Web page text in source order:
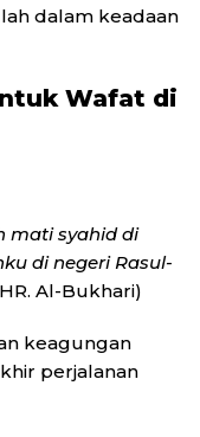
dalam keadaan
Wafat di
mati syahid di
di negeri Rasul-
Al-Bukhari)
keagungan
perjalanan